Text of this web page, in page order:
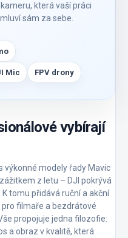
která vaší práci
sám za sebe.
Mic FPV drony
vybírají
výkonné modely řady Mavic
z letu – DJI pokrývá
tomu přidává ruční a akční
filmaře a bezdrátové
propojuje jedna filozofie:
a obraz v kvalitě, která